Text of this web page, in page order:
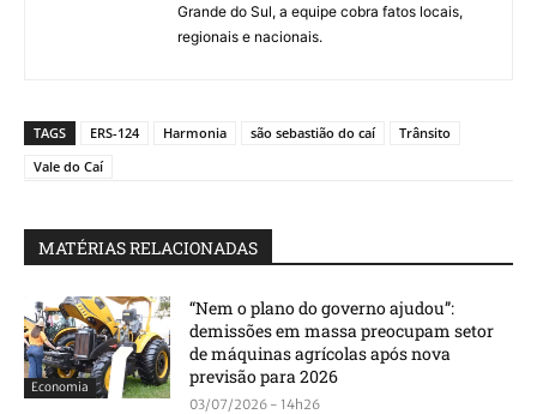
Grande do Sul, a equipe cobra fatos locais,
regionais e nacionais.
TAGS ERS-124 Harmonia são sebastião do caí
Trânsito
Vale do Caí
MATÉRIAS RELACIONADAS
Economia
“Nem o plano do governo ajudou”:
demissões em massa preocupam setor
de máquinas agrícolas após nova
previsão para 2026
03/07/2026 - 14h26